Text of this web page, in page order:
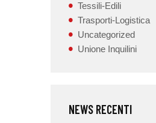
Tessili-Edili
Trasporti-Logistica
Uncategorized
Unione Inquilini
NEWS RECENTI